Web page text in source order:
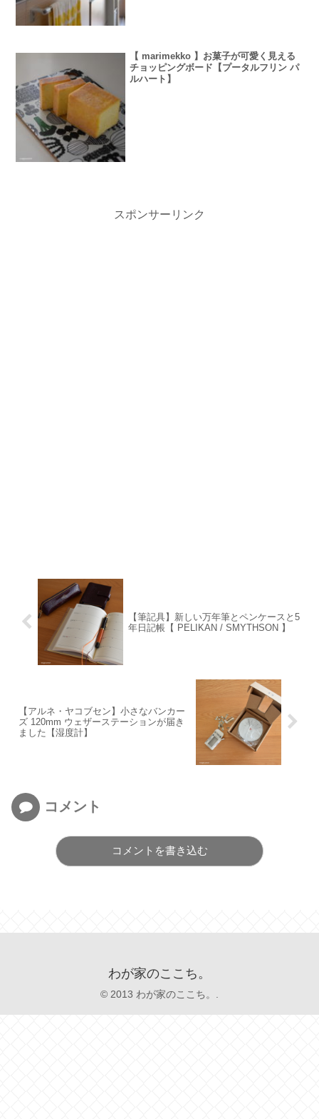
【 marimekko 】お菓子が可愛く見える
チョッピングボード【プータルフリン パ
ルハート】
スポンサーリンク
【筆記具】新しい万年筆とペンケースと5
年日記帳【 PELIKAN / SMYTHSON 】
【アルネ・ヤコブセン】小さなバンカー
ズ 120mm ウェザーステーションが届き
ました【湿度計】
コメント
コメントを書き込む
わが家のここち。
© 2013 わが家のここち。.